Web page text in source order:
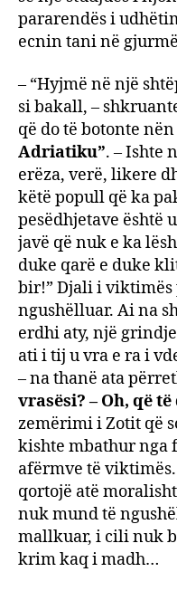
pararendës i
ecnin tani në
– “Hyjmë në një
si bakall, –
që do të botonte
Adriatiku”. – Ishte
erëza, verë, likere
këtë popull që ka
pesëdhjetave është
javë që nuk e ka
duke qarë e duke
bir!” Djali i
ngushëlluar. Ai na
erdhi aty, një
ati i tij u vra e ra i
– na thanë ata
vrasësi? – Oh, që të
zemërimi i Zotit që
kishte mbathur nga
afërmve të
qortojë atë
nuk mund të
mallkuar, i cili nuk
krim kaq i madh…